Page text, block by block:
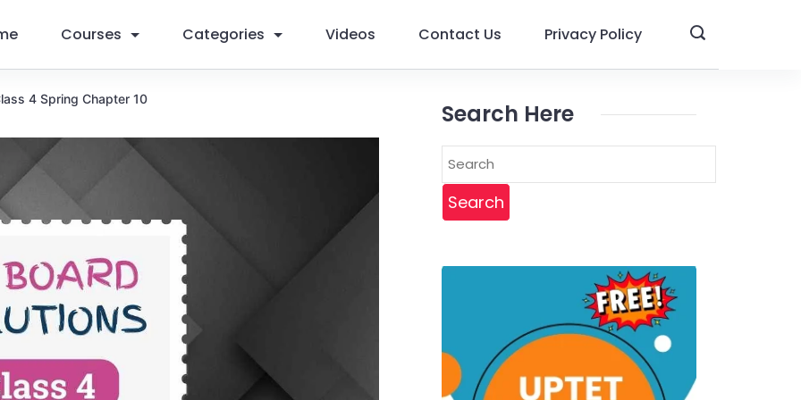
Courses Categories Videos Contact Us Privacy Policy
4 Spring Chapter 10
Search Here
Search
for: